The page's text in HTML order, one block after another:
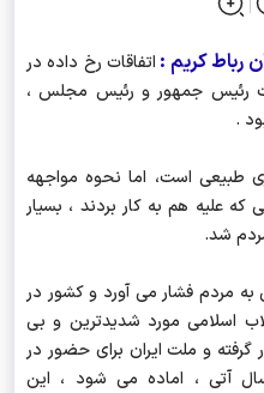
رباط کریم : اتفاقات رخ داده در
رئیس جمهور و رئیس مجلس ،
.
طبیعی است، اما نحوه مواجهه
که علیه هم به کار بردند ، بسیار
شد.
به مردم فشار می آورد و کشور در
اسلامی مورد شدیدترین و بی
گرفته و ملت ایران برای حضور در
آتی ، اماده می شود ، این